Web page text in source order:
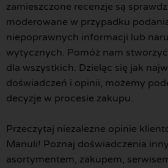
zamieszczone recenzje są
moderowane w przypadku
niepoprawnych informacji lub
wytycznych. Pomóż nam
dla wszystkich. Dzieląc się jak
doświadczeń i opinii, możemy
decyzje w procesie zakupu.
Przeczytaj niezależne opinie
Manuli! Poznaj doświadczenia
asortymentem, zakupem,